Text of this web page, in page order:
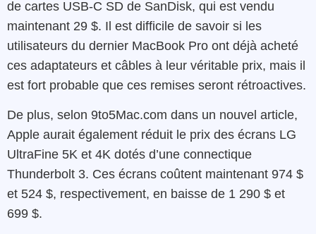
de cartes USB-C SD de SanDisk, qui est vendu
maintenant 29 $. Il est difficile de savoir si les
utilisateurs du dernier MacBook Pro ont déjà acheté
ces adaptateurs et câbles à leur véritable prix, mais il
est fort probable que ces remises seront rétroactives.
De plus, selon 9to5Mac.com dans un nouvel article,
Apple aurait également réduit le prix des écrans LG
UltraFine 5K et 4K dotés d’une connectique
Thunderbolt 3. Ces écrans coûtent maintenant 974 $
et 524 $, respectivement, en baisse de 1 290 $ et
699 $.